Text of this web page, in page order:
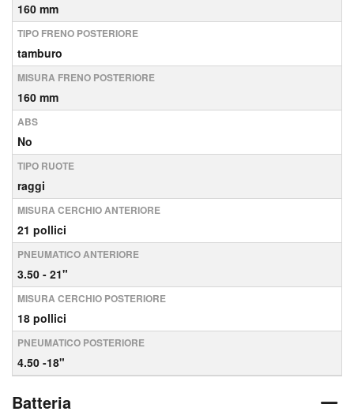
160 mm
TIPO FRENO POSTERIORE
tamburo
MISURA FRENO POSTERIORE
160 mm
ABS
No
TIPO RUOTE
raggi
MISURA CERCHIO ANTERIORE
21 pollici
PNEUMATICO ANTERIORE
3.50 - 21"
MISURA CERCHIO POSTERIORE
18 pollici
PNEUMATICO POSTERIORE
4.50 -18"
Batteria